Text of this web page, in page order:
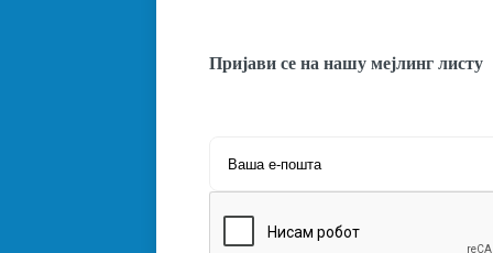
Пријави се на нашу мејлинг листу